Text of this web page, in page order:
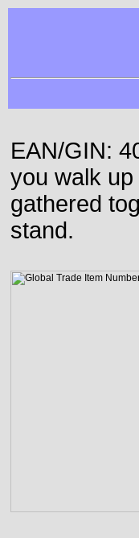
EAN/GIN:
you walk
gathered
stand.